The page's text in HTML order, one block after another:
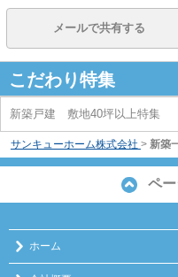
メールで共有する
こだわり特集
新築戸建 敷地40坪以上特集
サンキューホーム株式会社 > 新築
ペ
ホーム